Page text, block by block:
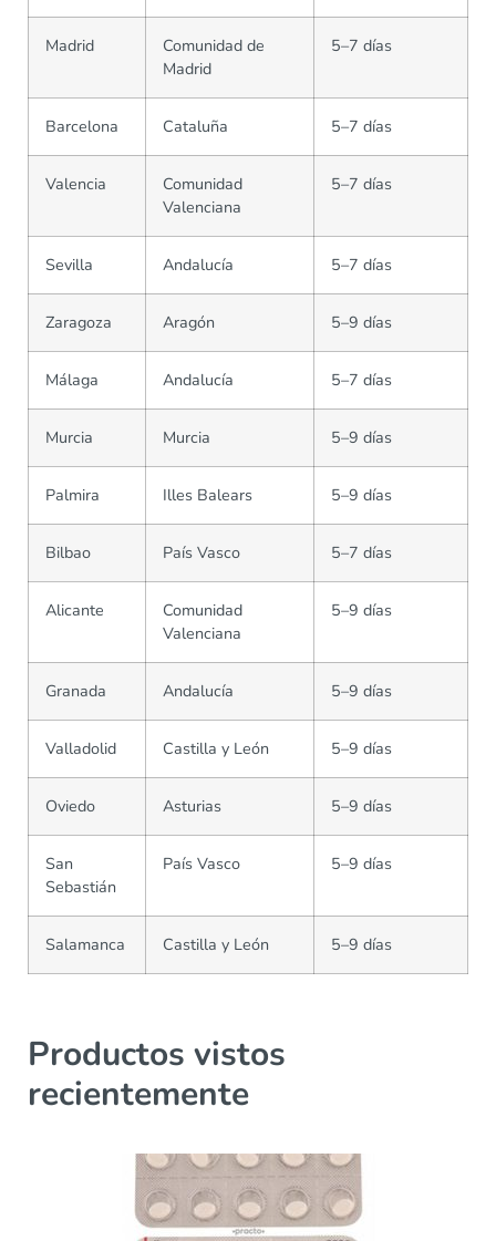
Madrid
Comunidad de
Madrid
5–7 días
Barcelona Cataluña 5–7 días
Valencia
Comunidad
Valenciana
5–7 días
Sevilla Andalucía 5–7 días
Zaragoza Aragón 5–9 días
Málaga Andalucía 5–7 días
Murcia Murcia 5–9 días
Palmira Illes Balears 5–9 días
Bilbao País Vasco 5–7 días
Alicante
Comunidad
Valenciana
5–9 días
Granada Andalucía 5–9 días
Valladolid Castilla y León 5–9 días
Oviedo Asturias 5–9 días
San
Sebastián
País Vasco 5–9 días
Salamanca Castilla y León 5–9 días
Productos vistos
recientemente